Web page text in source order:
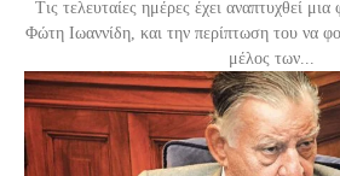
Τις τελευταίες ημέρες έχει αναπτυχθεί
Φώτη Ιωαννίδη, και την περίπτωση του να
μέλος των...